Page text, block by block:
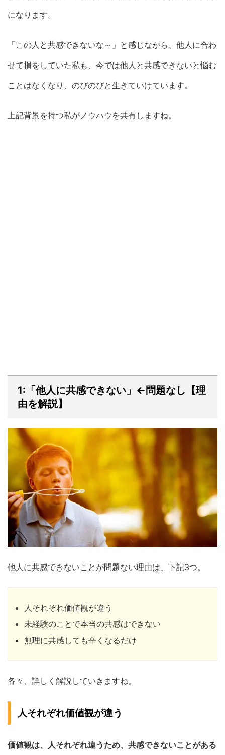
になります。
「この人と共感できないな～」と感じながら、他人に合わ
せて損をしていた私も、今では他人と共感できないと悩む
ことはなくなり、のびのびと生きていけています。
上記背景を持つ私がノウハウを共有しますね。
1:「他人に共感できない」←問題なし【理
由を解説】
他人に共感できないことが問題ない理由は、下記3つ。
人それぞれ価値観が違う
未経験のことで本当の共感はできない
無理に共感しても辛くなるだけ
各々、詳しく解説していきますね。
人それぞれ価値観が違う
価値観は、人それぞれ違うため、共感できないことがある